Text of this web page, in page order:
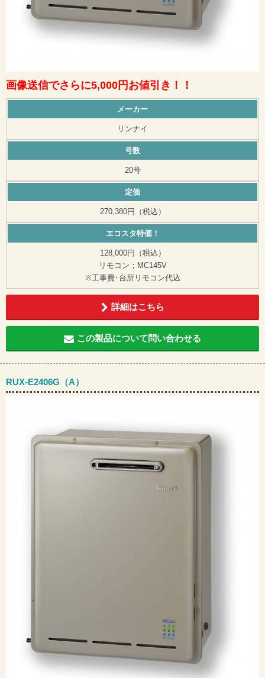
画像送信でさらに5,000円お値引き！！
メーカー
リンナイ
号数
20号
定価
270,380円（税込）
エコスタ特価！
128,000円（税込）
リモコン；MC145V
※工事費･台所リモコン代込
詳細はこちら
この製品について問い合わせる
RUX-E2406G（A）